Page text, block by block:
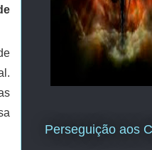
Perseguição aos